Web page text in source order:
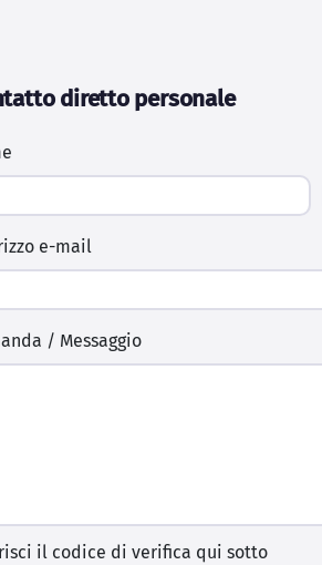
diretto personale
e-mail
/ Messaggio
il codice di verifica qui sotto